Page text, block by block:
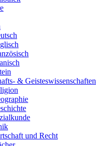
& Geisteswissenschaften
und Recht